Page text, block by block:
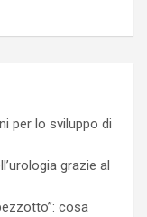
per lo sviluppo di
grazie al
cosa